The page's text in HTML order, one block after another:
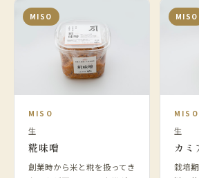
MISO
MISO
生
糀味噌
創業時から米と糀を扱ってき
MISO
MISO
生
カミ
栽培